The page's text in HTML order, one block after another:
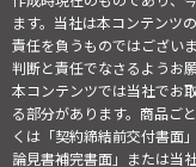
ます。当社は本コンテンツ
責任を負うものではござい
判断と責任でなさるようお
本コンテンツでは当社でお
る部分があります。商品ご
くは「契約締結前交付書面
論見書補完書面」または当